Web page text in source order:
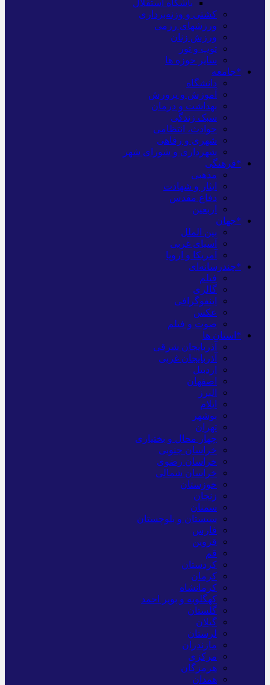
باشگاه استقلال
کشتی و وزنه‌برداری
ورزشهای رزمی
ورزش زنان
توپ و تور
سایر حوزه ها
*جامعه
دانشگاه
آموزش و پرورش
بهداشت و درمان
سبک زندگی
حوادث، انتظامی
شهری و رفاهی
شهرداری و شورای شهر
*فرهنگی
مذهبی
ایثار و شهادت
دفاع مقدس
اربعین
*جهان
بین الملل
آسیای غربی
آمریکا و اروپا
*چندرسانه‌ای
فیلم
گالری
اینفوگرافی
عکس
صوت و فیلم
*استان ها
آذربایجان شرقی
آذربایجان غربی
اردبیل
اصفهان
البرز
ایلام
بوشهر
تهران
چهار محال و بختیاری
خراسان جنوبی
خراسان رضوی
خراسان شمالی
خوزستان
زنجان
سمنان
سیستان و بلوچستان
فارس
قزوین
قم
کردستان
کرمان
کرمانشاه
کهگلویه و بویر احمد
گلستان
گیلان
لرستان
مازندران
مرکزی
هرمزگان
همدان